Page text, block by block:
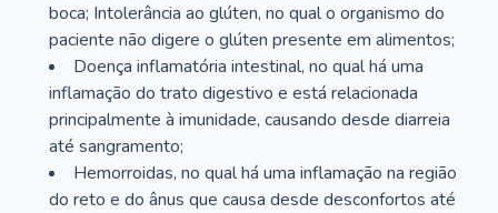
boca; Intolerância ao glúten, no qual o organismo do
paciente não digere o glúten presente em alimentos;
Doença inflamatória intestinal, no qual há uma
inflamação do trato digestivo e está relacionada
principalmente à imunidade, causando desde diarreia
até sangramento;
Hemorroidas, no qual há uma inflamação na região
do reto e do ânus que causa desde desconfortos até